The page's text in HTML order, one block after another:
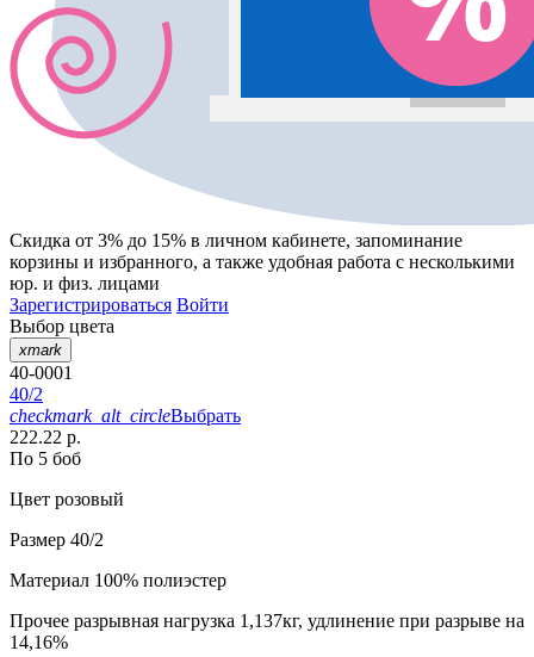
Скидка от 3% до 15% в личном кабинете, запоминание
корзины и избранного, а также удобная работа с несколькими
юр. и физ. лицами
Зарегистрироваться Войти
Выбор цвета
xmark
40-0001
40/2
checkmark_alt_circleВыбрать
222.22 р.
По 5 боб
Цвет розовый
Размер 40/2
Материал 100% полиэстер
Прочее разрывная нагрузка 1,137кг, удлинение при разрыве на
14,16%